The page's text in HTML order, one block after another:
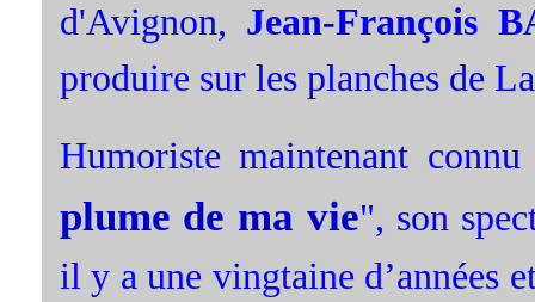
d'Avignon, Jean-François
produire sur les planches de
Humoriste maintenant
plume de ma vie", son
il y a une vingtaine d’années